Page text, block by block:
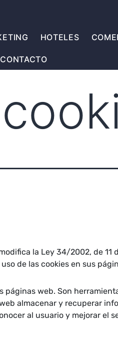
HOTELES
CONTACTO
la Ley 34/2002, de
de las cookies en sus
web. Son
almacenar y recuperar
al usuario y mejorar el